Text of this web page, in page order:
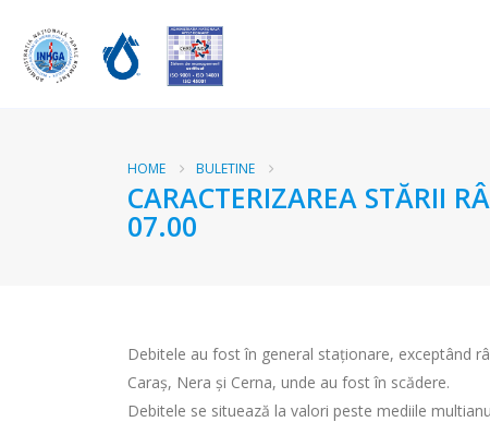
HOME BULETINE
CARACTERIZAREA STĂRII
07.00
Debitele au fost în general staționare, exceptând
Caraș, Nera și Cerna, unde au fost în scădere.
Debitele se situează la valori peste mediile